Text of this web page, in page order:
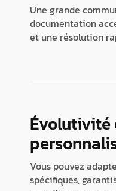
Une grande
documentation
et une résolution
Évolutivité
Vous pouvez
spécifiques,